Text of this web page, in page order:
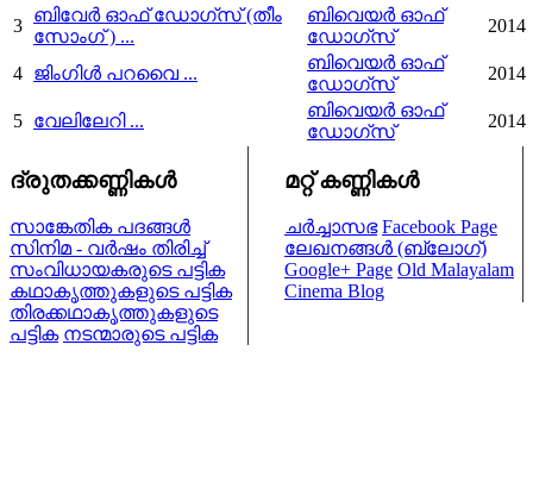
3
ബിവേർ ഓഫ് ഡോഗ്സ് (തീം
സോംഗ് ) ...
ബിവെയര്‍ ഓഫ്
ഡോഗ്സ്
2014
4 ജിംഗിൾ പറവൈ ...
ബിവെയര്‍ ഓഫ്
ഡോഗ്സ്
2014
5 വേലിലേറി ...
ബിവെയര്‍ ഓഫ്
ഡോഗ്സ്
2014
ദ്രുതക്കണ്ണികള്‍
സാങ്കേതിക പദങ്ങള്‍
സിനിമ - വര്‍ഷം തിരിച്ച്
സംവിധായകരുടെ പട്ടിക
കഥാകൃത്തുകളുടെ പട്ടിക
തിരക്കഥാകൃത്തുകളുടെ
പട്ടിക നടന്മാരുടെ പട്ടിക
മറ്റ് കണ്ണികള്‍
ചര്‍ച്ചാസഭ Facebook Page
ലേഖനങ്ങള്‍ (ബ്ലോഗ്)
Google+ Page Old Malayalam
Cinema Blog